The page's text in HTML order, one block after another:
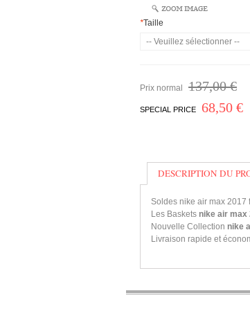
*Taille
Prix normal 137,00 €
SPECIAL PRICE 68,50 €
DESCRIPTION DU
Soldes nike air max 2017
Les Baskets nike air max
Nouvelle Collection nike
Livraison rapide et